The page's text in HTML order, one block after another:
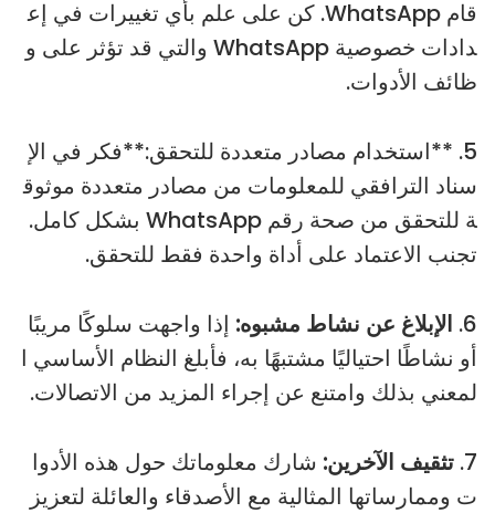
قام WhatsApp. كن على علم بأي تغييرات في إع
دادات خصوصية WhatsApp والتي قد تؤثر على و
ظائف الأدوات.
5. **استخدام مصادر متعددة للتحقق:**فكر في الإ
سناد الترافقي للمعلومات من مصادر متعددة موثوق
ة للتحقق من صحة رقم WhatsApp بشكل كامل.
تجنب الاعتماد على أداة واحدة فقط للتحقق.
6. الإبلاغ عن نشاط مشبوه: إذا واجهت سلوكًا مريبًا
أو نشاطًا احتياليًا مشتبهًا به، فأبلغ النظام الأساسي ا
لمعني بذلك وامتنع عن إجراء المزيد من الاتصالات.
7. تثقيف الآخرين: شارك معلوماتك حول هذه الأدوا
ت وممارساتها المثالية مع الأصدقاء والعائلة لتعزيز